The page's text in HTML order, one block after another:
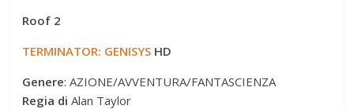
Roof 2
TERMINATOR: GENISYS HD
Genere: AZIONE/AVVENTURA/FANTASCIENZA
Regia di Alan Taylor